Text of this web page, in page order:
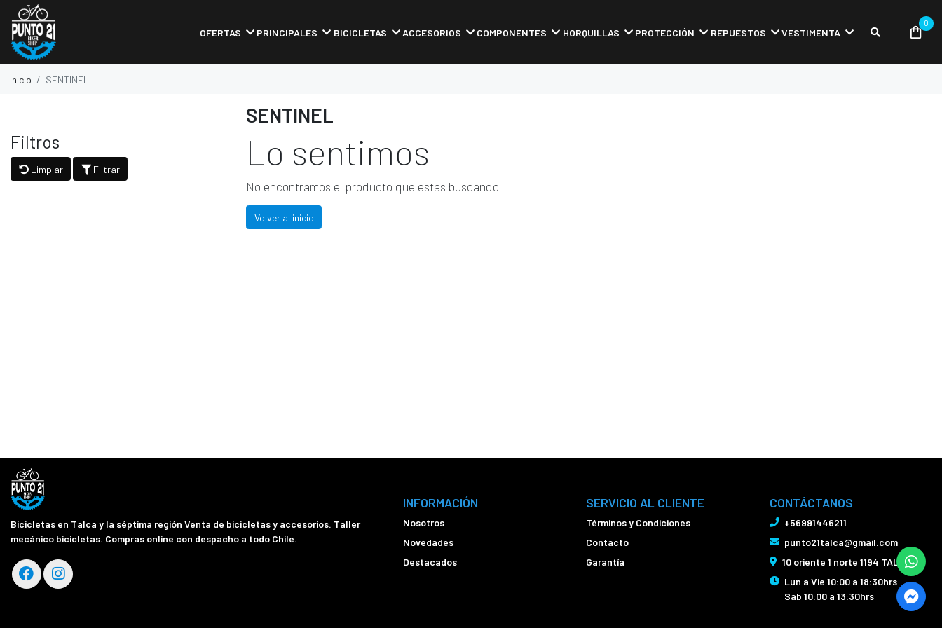
OFERTAS PRINCIPALES BICICLETAS ACCESORIOS COMPONENTES HORQUILLAS PROTECCIÓN REPUESTOS VESTIMENTA
0
Inicio SENTINEL
SENTINEL
Filtros
Limpiar Filtrar Lo sentimos
No encontramos el producto que estas buscando
Volver al inicio
Bicicletas en Talca y la séptima región Venta de bicicletas y accesorios. Taller
mecánico bicicletas. Compras online con despacho a todo Chile.
INFORMACIÓN
Nosotros
Novedades
Destacados
SERVICIO AL CLIENTE
Términos y Condiciones
Contacto
Garantía
CONTÁCTANOS
+56991446211
punto21talca@gmail.com
10 oriente 1 norte 1194 TALCA
Lun a Vie 10:00 a 18:30hrs
Sab 10:00 a 13:30hrs